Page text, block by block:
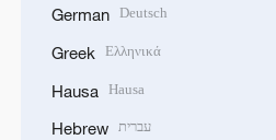
German Deutsch
Greek Ελληνικά
Hausa Hausa
Hebrew עברית